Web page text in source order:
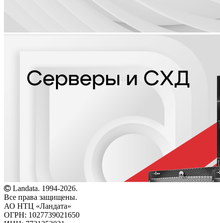
Landata. 1994-2026.
Все права защищены.
АО НТЦ «Ландата»
ОГРН: 1027739021650